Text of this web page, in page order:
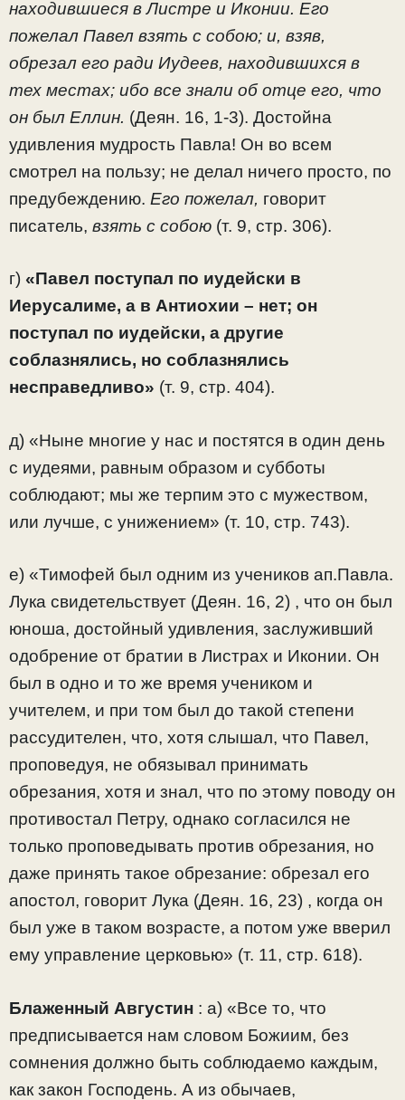
находившиеся в Листре и Иконии. Его
пожелал Павел взять с собою; и, взяв,
обрезал его ради Иудеев, находившихся в
тех местах; ибо все знали об отце его, что
он был Еллин. (Деян. 16, 1-3). Достойна
удивления мудрость Павла! Он во всем
смотрел на пользу; не делал ничего просто, по
предубеждению. Его пожелал, говорит
писатель, взять с собою (т. 9, стр. 306).
г) «Павел поступал по иудейски в
Иерусалиме, а в Антиохии – нет; он
поступал по иудейски, а другие
соблазнялись, но соблазнялись
несправедливо» (т. 9, стр. 404).
д) «Ныне многие у нас и постятся в один день
с иудеями, равным образом и субботы
соблюдают; мы же терпим это с мужеством,
или лучше, с унижением» (т. 10, стр. 743).
е) «Тимофей был одним из учеников ап.Павла.
Лука свидетельствует (Деян. 16, 2) , что он был
юноша, достойный удивления, заслуживший
одобрение от братии в Листрах и Иконии. Он
был в одно и то же время учеником и
учителем, и при том был до такой степени
рассудителен, что, хотя слышал, что Павел,
проповедуя, не обязывал принимать
обрезания, хотя и знал, что по этому поводу он
противостал Петру, однако согласился не
только проповедывать против обрезания, но
даже принять такое обрезание: обрезал его
апостол, говорит Лука (Деян. 16, 23) , когда он
был уже в таком возрасте, а потом уже вверил
ему управление церковью» (т. 11, стр. 618).
Блаженный Августин : а) «Все то, что
предписывается нам словом Божиим, без
сомнения должно быть соблюдаемо каждым,
как закон Господень. А из обычаев,